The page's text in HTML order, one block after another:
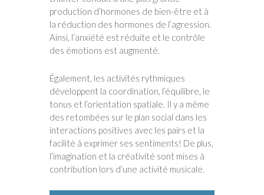
production d’hormones de bien-être et à
la réduction des hormones de l’agression.
Ainsi, l’anxiété est réduite et le contrôle
des émotions est augmenté.
Également, les activités rythmiques
développent la coordination, l’équilibre, le
tonus et l’orientation spatiale. Il y a même
des retombées sur le plan social dans les
interactions positives avec les pairs et la
facilité à exprimer ses sentiments! De plus,
l’imagination et la créativité sont mises à
contribution lors d’une activité musicale.